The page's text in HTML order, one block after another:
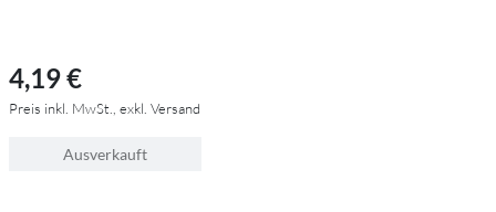
4,19 €
Preis inkl. MwSt., exkl. Versand
Ausverkauft